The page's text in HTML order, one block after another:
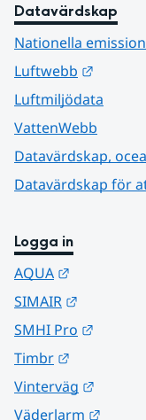
Datavärdskap
Nationella
Luftwebb
Luftmiljödata
VattenWebb
Datavärdskap,
Datavärdskap för
Logga in
AQUA
SIMAIR
SMHI Pro
Timbr
Vinterväg
Väderlarm